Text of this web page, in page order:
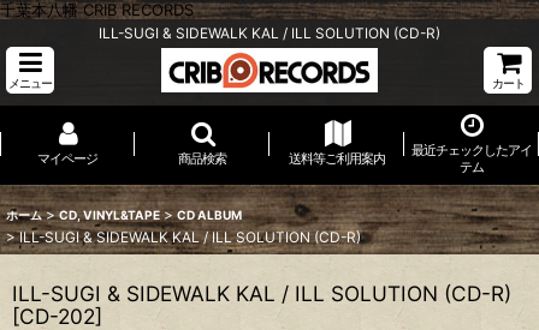
千葉本八幡 CRIB RECORDS
ILL-SUGI & SIDEWALK KAL / ILL SOLUTION (CD-R)
メニュー カート
マイページ 商品検索 送料等ご利用案内
最近チェックしたアイ
テム
ホーム > CD, VINYL&TAPE > CD ALBUM
> ILL-SUGI & SIDEWALK KAL / ILL SOLUTION (CD-R)
ILL-SUGI & SIDEWALK KAL / ILL SOLUTION (CD-R)
[CD-202]